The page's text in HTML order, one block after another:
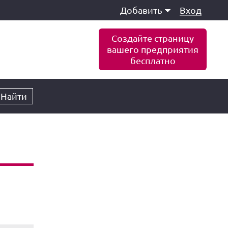
Добавить Вход
Создайте страницу
вашего предприятия
бесплатно
Найти